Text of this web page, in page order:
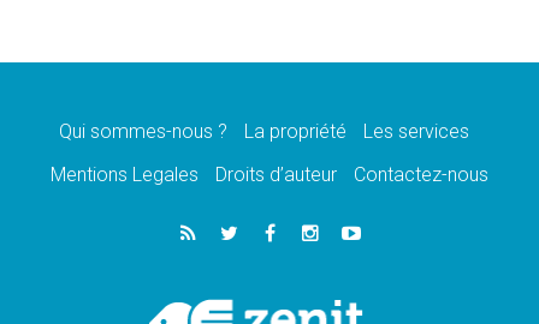
message de paix et de dignité humaine»
«La visite du Pape en Uruguay renforcera
05.08.2026
Le nonce en Ukraine: «Il est inquiétant
Léon XIV au Pérou, une lueur d'espoir pour
Qui sommes-nous ? La propriété
Les services
Mentions Legales
Droits d’auteur Contactez-nous